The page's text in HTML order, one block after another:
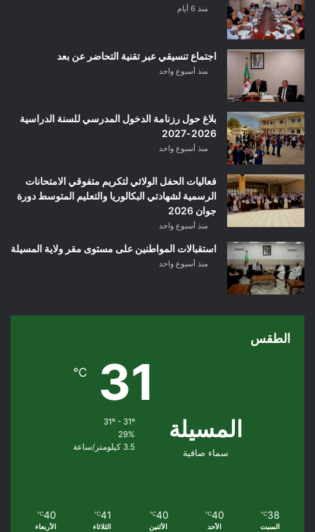
منذ 6 أيام
اجتماع تنسيقي عبر تقنية التحاضر عن بعد
منذ أسبوع واحد
بلاغ حول رزنامة الدخول المدرسي للسنة الدراسية
2026-2027
منذ أسبوع واحد
فعاليات الحفل الولائي لتكريم متفوقي الامتحانات
الرسمية لشهادتي البكالوريا والتعليم المتوسط دورة
جوان 2026
منذ أسبوع واحد
استقبالات المواطنين على مستوى مقر ولاية المسيلة
منذ أسبوع واحد
الطقس
المسيلة
سماء صافية
31
℃
31º - 31º
29%
3.5 كيلومتر/ساعة
38
℃
السبت
40
℃
الأحد
40
℃
الأثنين
41
℃
الثلاثاء
40
℃
الأربعاء